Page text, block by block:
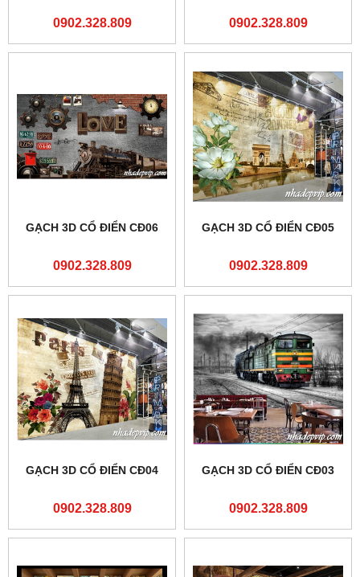
0902.328.809 0902.328.809
GẠCH 3D CỔ ĐIỂN CĐ06
0902.328.809
GẠCH 3D CỔ ĐIỂN CĐ05
0902.328.809
GẠCH 3D CỔ ĐIỂN CĐ04
0902.328.809
GẠCH 3D CỔ ĐIỂN CĐ03
0902.328.809